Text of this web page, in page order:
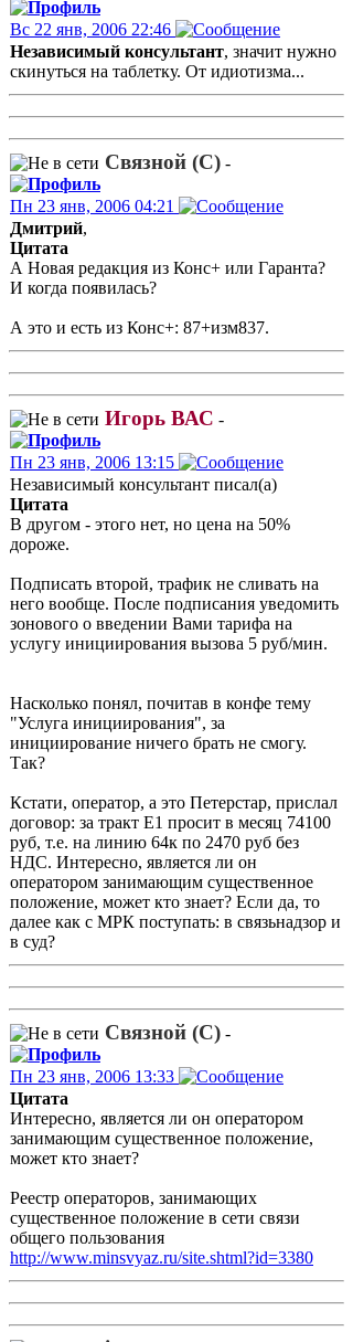
Вс 22 янв, 2006 22:46
Независимый консультант, значит нужно
скинуться на таблетку. От идиотизма...
Связной (С) -
Пн 23 янв, 2006 04:21
Дмитрий,
Цитата
А Новая редакция из Конс+ или Гаранта?
И когда появилась?
А это и есть из Конс+: 87+изм837.
Игорь ВАС -
Пн 23 янв, 2006 13:15
Независимый консультант писал(а)
Цитата
В другом - этого нет, но цена на 50%
дороже.
Подписать второй, трафик не сливать на
него вообще. После подписания уведомить
зонового о введении Вами тарифа на
услугу инициирования вызова 5 руб/мин.
Насколько понял, почитав в конфе тему
"Услуга инициирования", за
инициирование ничего брать не смогу.
Так?
Кстати, оператор, а это Петерстар, прислал
договор: за тракт Е1 просит в месяц 74100
руб, т.е. на линию 64к по 2470 руб без
НДС. Интересно, является ли он
оператором занимающим существенное
положение, может кто знает? Если да, то
далее как с МРК поступать: в связьнадзор и
в суд?
Связной (С) -
Пн 23 янв, 2006 13:33
Цитата
Интересно, является ли он оператором
занимающим существенное положение,
может кто знает?
Реестр операторов, занимающих
существенное положение в сети связи
общего пользования
http://www.minsvyaz.ru/site.shtml?id=3380